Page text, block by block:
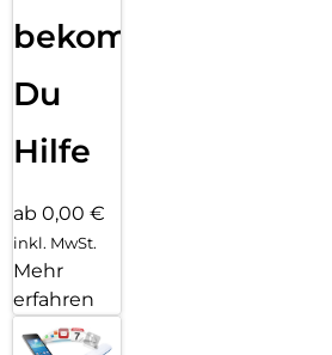
bekommst
Du
Hilfe
ab 0,00 €
inkl. MwSt.
Mehr
erfahren